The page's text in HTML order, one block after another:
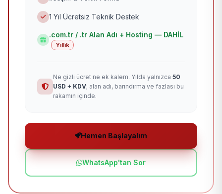
1 Yıl Ücretsiz Teknik Destek
.com.tr / .tr Alan Adı + Hosting — DAHİL
Yıllık
Ne gizli ücret ne ek kalem. Yılda yalnızca 50
USD + KDV; alan adı, barındırma ve fazlası bu
rakamın içinde.
Hemen Başlayalım
WhatsApp'tan Sor